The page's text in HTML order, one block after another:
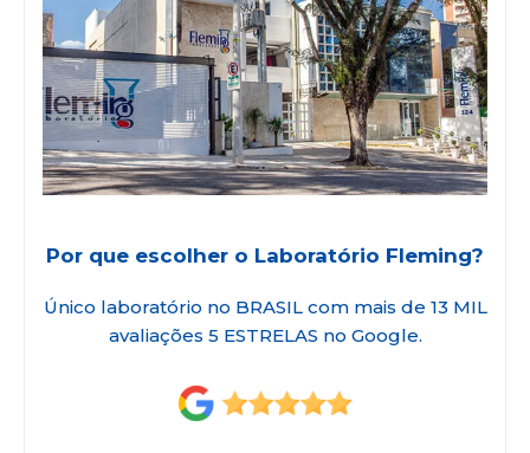
Por que escolher o Laboratório Fleming?
Único laboratório no BRASIL com mais de 13 MIL
avaliações 5 ESTRELAS no Google.